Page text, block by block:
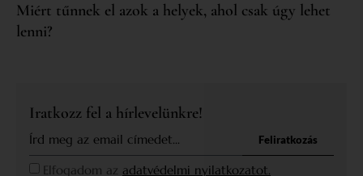
Miért tűnnek el azok a helyek, ahol csak úgy lehet
lenni?
Iratkozz fel a hírlevelünkre!
Elfogadom az adatvédelmi nyilatkozatot.
Feliratkozás